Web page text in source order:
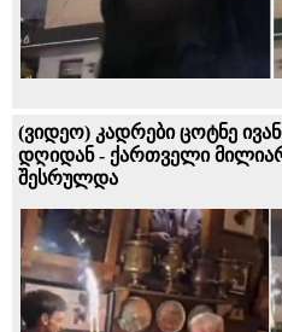
(ვიდეო) კადრები ცოტნე
დღიდან - ქართველი
შესრულდა